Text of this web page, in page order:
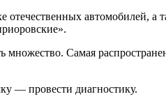
отечественных автомобилей,
Самая
— провести диагностику.